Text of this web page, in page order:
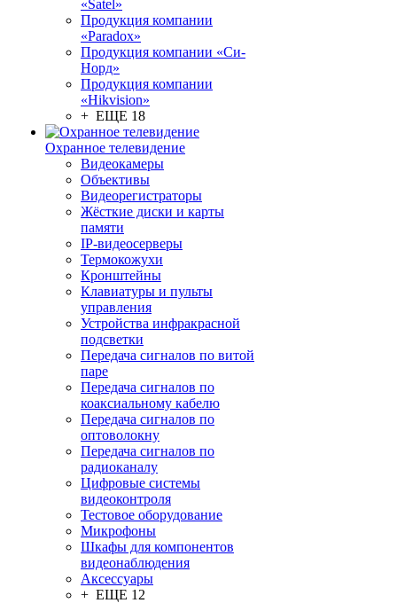
«Satel»
Продукция компании
«Paradox»
Продукция компании «Си-
Норд»
Продукция компании
«Hikvision»
+ ЕЩЕ 18
Охранное телевидение
Видеокамеры
Объективы
Видеорегистраторы
Жёсткие диски и карты
памяти
IP-видеосерверы
Термокожухи
Кронштейны
Клавиатуры и пульты
управления
Устройства инфракрасной
подсветки
Передача сигналов по витой
паре
Передача сигналов по
коаксиальному кабелю
Передача сигналов по
оптоволокну
Передача сигналов по
радиоканалу
Цифровые системы
видеоконтроля
Тестовое оборудование
Микрофоны
Шкафы для компонентов
видеонаблюдения
Аксессуары
+ ЕЩЕ 12